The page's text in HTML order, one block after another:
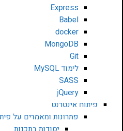
Express
Babel
docker
MongoDB
Git
לימוד MySQL
SASS
jQuery
פיתוח אינטרנט
פתרונות ומאמרים על